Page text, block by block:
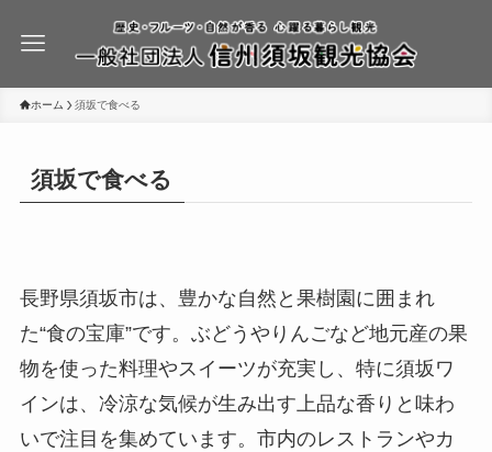
ホーム 須坂で食べる
須坂で食べる
長野県須坂市は、豊かな自然と果樹園に囲まれ
た“食の宝庫”です。ぶどうやりんごなど地元産の果
物を使った料理やスイーツが充実し、特に須坂ワ
インは、冷涼な気候が生み出す上品な香りと味わ
いで注目を集めています。市内のレストランやカ